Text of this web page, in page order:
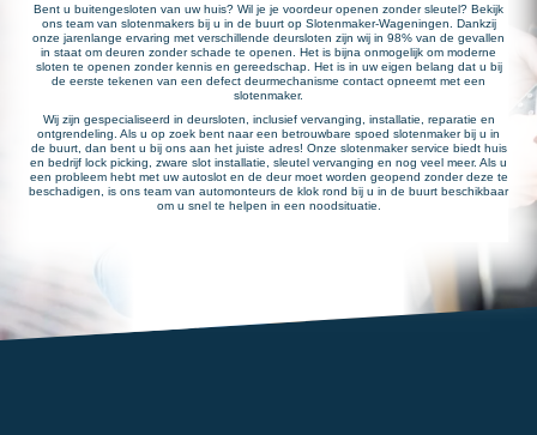
Bent u buitengesloten van uw huis? Wil je je voordeur openen zonder sleutel? Bekijk
ons team van slotenmakers bij u in de buurt op Slotenmaker-Wageningen. Dankzij
onze jarenlange ervaring met verschillende deursloten zijn wij in 98% van de gevallen
in staat om deuren zonder schade te openen. Het is bijna onmogelijk om moderne
sloten te openen zonder kennis en gereedschap. Het is in uw eigen belang dat u bij
de eerste tekenen van een defect deurmechanisme contact opneemt met een
slotenmaker.
Wij zijn gespecialiseerd in deursloten, inclusief vervanging, installatie, reparatie en
ontgrendeling. Als u op zoek bent naar een betrouwbare spoed slotenmaker bij u in
de buurt, dan bent u bij ons aan het juiste adres! Onze slotenmaker service biedt huis
en bedrijf lock picking, zware slot installatie, sleutel vervanging en nog veel meer. Als u
een probleem hebt met uw autoslot en de deur moet worden geopend zonder deze te
beschadigen, is ons team van automonteurs de klok rond bij u in de buurt beschikbaar
om u snel te helpen in een noodsituatie.